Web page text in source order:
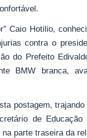
Caio Hotilio,
contra o
do Prefeito
BMW branca,
postagem,
de
parte traseira da